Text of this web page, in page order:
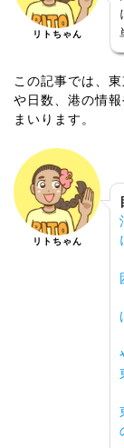
リトちゃん
この記事では、
や日数、港の情
まいります。
リトちゃん